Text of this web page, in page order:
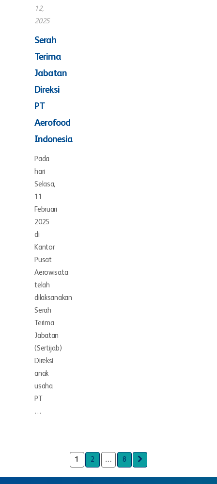
12,
2025
Serah
Terima
Jabatan
Direksi
PT
Aerofood
Indonesia
Pada
hari
Selasa,
11
Februari
2025
di
Kantor
Pusat
Aerowisata
telah
dilaksanakan
Serah
Terima
Jabatan
(Sertijab)
Direksi
anak
usaha
PT
…
1 2 … 8